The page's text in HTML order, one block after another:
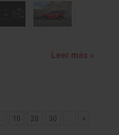
Leer más »
10 20 30
»